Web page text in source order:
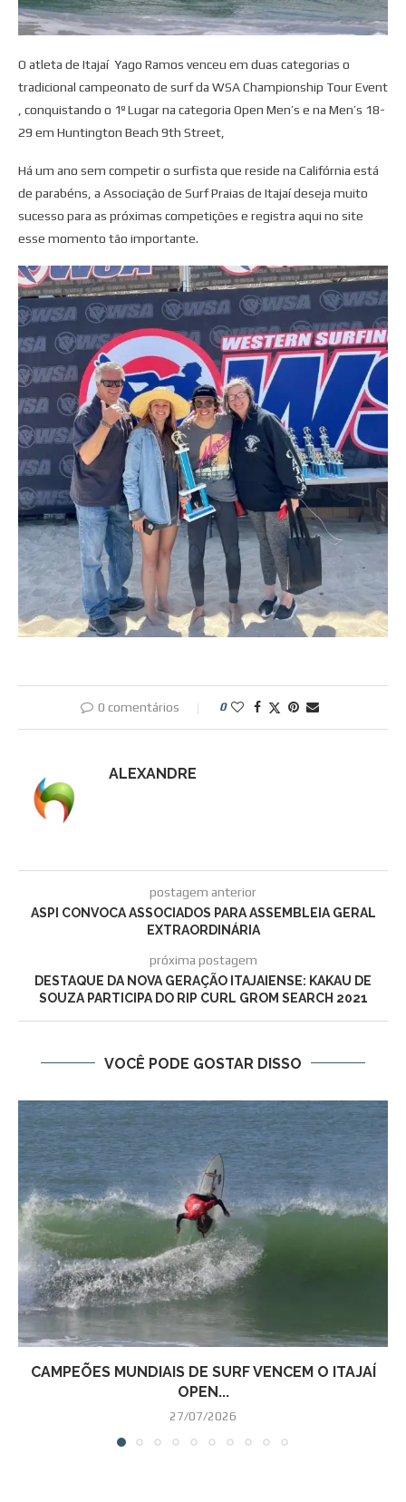
O atleta de Itajaí Yago Ramos venceu em duas categorias o
tradicional campeonato de surf da WSA Championship Tour Event
, conquistando o 1º Lugar na categoria Open Men’s e na Men’s 18-
29 em Huntington Beach 9th Street,
Há um ano sem competir o surfista que reside na Califórnia está
de parabéns, a Associação de Surf Praias de Itajaí deseja muito
sucesso para as próximas competições e registra aqui no site
esse momento tão importante.
0 comentários 0
ALEXANDRE
postagem anterior
ASPI CONVOCA ASSOCIADOS PARA ASSEMBLEIA GERAL
EXTRAORDINÁRIA
próxima postagem
DESTAQUE DA NOVA GERAÇÃO ITAJAIENSE: KAKAU DE
SOUZA PARTICIPA DO RIP CURL GROM SEARCH 2021
VOCÊ PODE GOSTAR DISSO
CAMPEÕES MUNDIAIS DE SURF VENCEM O ITAJAÍ
OPEN...
27/07/2026